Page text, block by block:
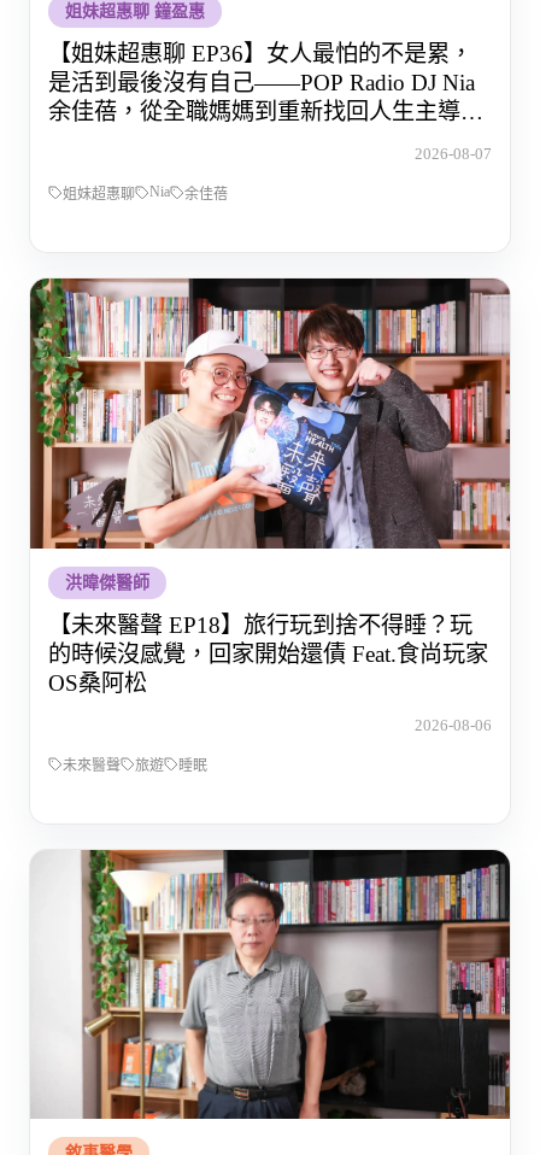
姐妹超惠聊 鐘盈惠
【姐妹超惠聊 EP36】女人最怕的不是累，
是活到最後沒有自己——POP Radio DJ Nia
余佳蓓，從全職媽媽到重新找回人生主導權
2026-08-07
姐妹超惠聊 Nia 余佳蓓
洪暐傑醫師
【未來醫聲 EP18】旅行玩到捨不得睡？玩
的時候沒感覺，回家開始還債 Feat.食尚玩家
OS桑阿松
2026-08-06
未來醫聲 旅遊 睡眠